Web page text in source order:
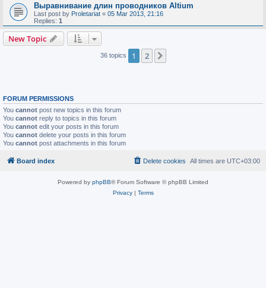
Выравнивание длин проводников Altium
Last post by Proletariat « 05 Mar 2013, 21:16
Replies: 1
New Topic
36 topics 1 2
FORUM PERMISSIONS
You cannot post new topics in this forum
You cannot reply to topics in this forum
You cannot edit your posts in this forum
You cannot delete your posts in this forum
You cannot post attachments in this forum
Board index All times are UTC+03:00
Delete cookies
Powered by phpBB® Forum Software © phpBB Limited
Privacy| Terms